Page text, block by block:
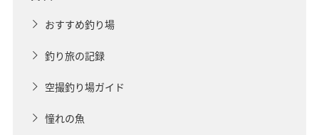
おすすめ釣り場
釣り旅の記録
空撮釣り場ガイド
憧れの魚